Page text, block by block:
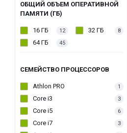
ОБЩИЙ ОБЪЕМ ОПЕРАТИВНОЙ
ПАМЯТИ (ГБ)
16 ГБ 12 32 ГБ 8
64 ГБ 45
СЕМЕЙСТВО ПРОЦЕССОРОВ
Athlon PRO 1
Core i3 3
Core i5 6
Core i7 3